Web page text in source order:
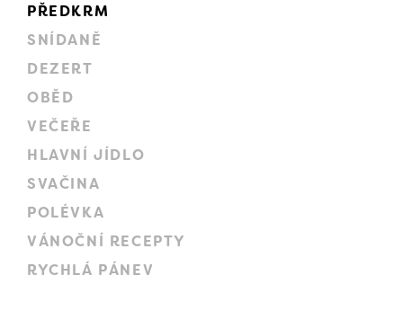
PŘEDKRM
SNÍDANĚ
DEZERT
OBĚD
VEČEŘE
HLAVNÍ JÍDLO
SVAČINA
POLÉVKA
VÁNOČNÍ RECEPTY
RYCHLÁ PÁNEV